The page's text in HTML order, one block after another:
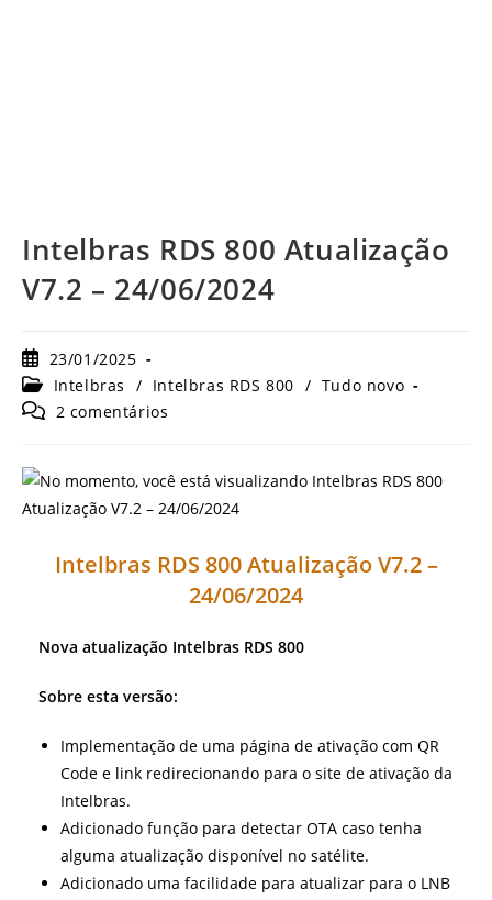
Intelbras RDS 800 Atualização
V7.2 – 24/06/2024
Post
publicado:
23/01/2025
Categoria
do
post:
Intelbras / Intelbras RDS 800 / Tudo novo
Comentários
2 comentários
Intelbras RDS 800 Atualização V7.2 –
24/06/2024
Nova atualização Intelbras RDS 800
Sobre esta versão:
Implementação de uma página de ativação com QR
Code e link redirecionando para o site de ativação da
Intelbras.
Adicionado função para detectar OTA caso tenha
alguma atualização disponível no satélite.
Adicionado uma facilidade para atualizar para o LNB